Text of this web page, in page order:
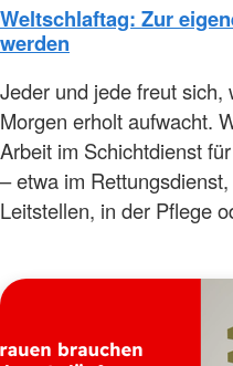
Weltschlaftag: Zur
werden
Jeder und jede freut sich,
Morgen erholt aufwacht.
Arbeit im Schichtdienst
– etwa im
Leitstellen, in der Pflege